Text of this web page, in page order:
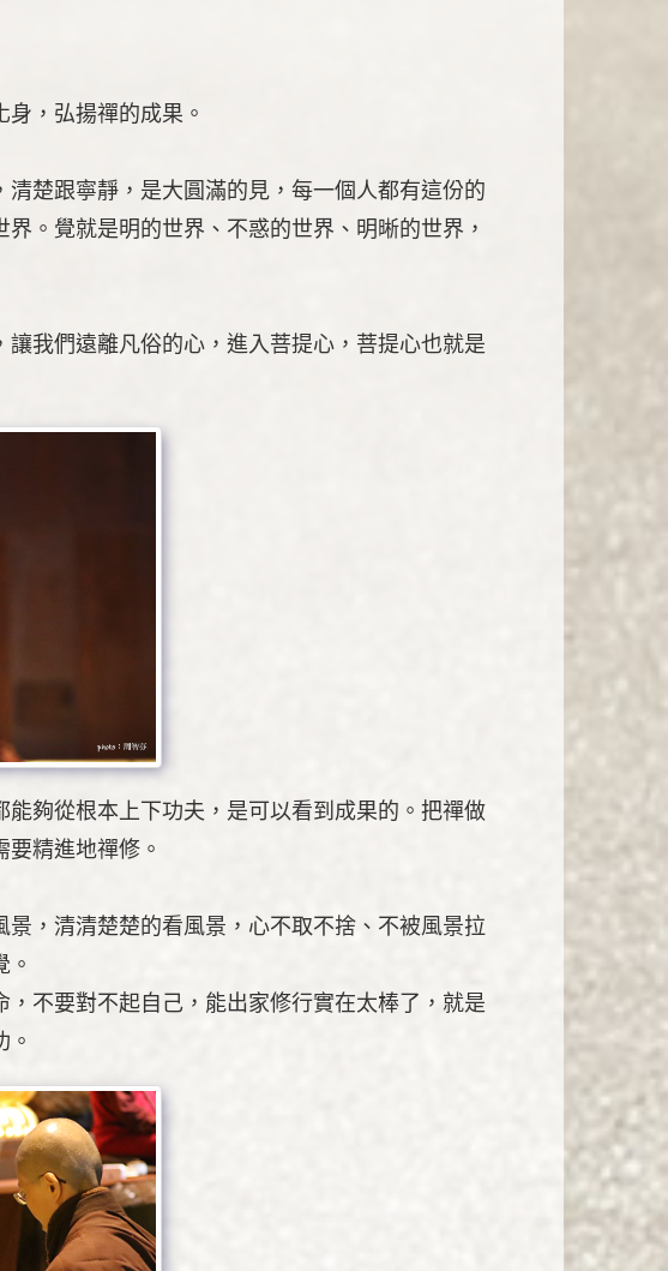
，弘揚禪的成果。
楚跟寧靜，是大圓滿的見，每一個人都有這份的
。覺就是明的世界、不惑的世界、明晰的世界，
我們遠離凡俗的心，進入菩提心，菩提心也就是
夠從根本上下功夫，是可以看到成果的。把禪做
精進地禪修。
，清清楚楚的看風景，心不取不捨、不被風景拉
不要對不起自己，能出家修行實在太棒了，就是